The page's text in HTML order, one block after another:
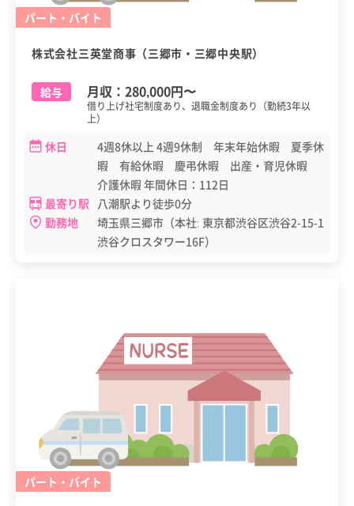
パート・バイト
株式会社三英堂商事（三郷市・三郷中央駅）
給与 月収： 280,000円〜
借り上げ社宅制度あり、退職金制度あり（勤続3年以
上）
休日
4週8休以上 4週9休制 年末年始休暇 夏季休
暇 有給休暇 慶弔休暇 出産・育児休暇
介護休暇 年間休日：112日
最寄り駅 八潮駅より徒歩0分
勤務地
埼玉県三郷市（本社: 東京都渋谷区渋谷2-15-1
渋谷クロスタワー16F）
パート・バイト